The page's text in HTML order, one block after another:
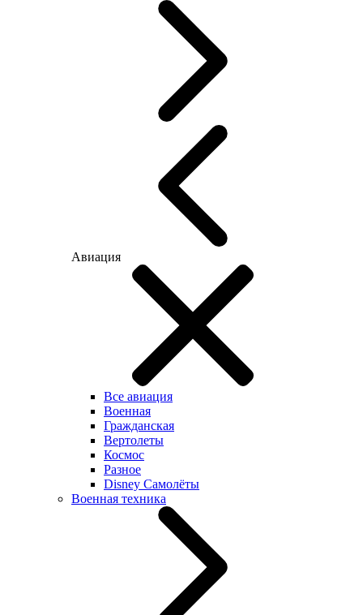
Авиация
Все авиация
Военная
Гражданская
Вертолеты
Космос
Разное
Disney Самолёты
Военная техника